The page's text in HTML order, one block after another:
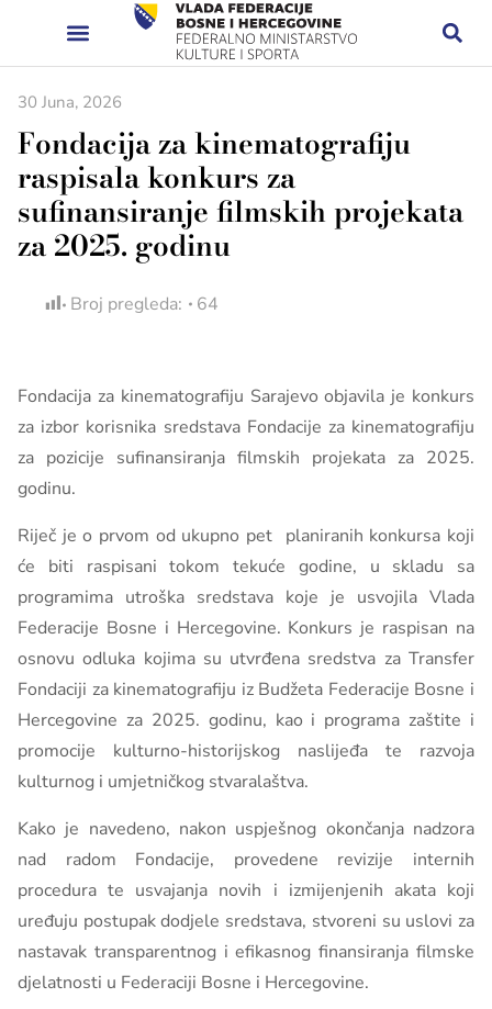
30 Juna, 2026
Fondacija za kinematografiju
raspisala konkurs za
sufinansiranje filmskih projekata
za 2025. godinu
Broj pregleda: 64
Fondacija za kinematografiju Sarajevo objavila je konkurs
za izbor korisnika sredstava Fondacije za kinematografiju
za pozicije sufinansiranja filmskih projekata za 2025.
godinu.
Riječ je o prvom od ukupno pet planiranih konkursa koji
će biti raspisani tokom tekuće godine, u skladu sa
programima utroška sredstava koje je usvojila Vlada
Federacije Bosne i Hercegovine. Konkurs je raspisan na
osnovu odluka kojima su utvrđena sredstva za Transfer
Fondaciji za kinematografiju iz Budžeta Federacije Bosne i
Hercegovine za 2025. godinu, kao i programa zaštite i
promocije kulturno-historijskog naslijeđa te razvoja
kulturnog i umjetničkog stvaralaštva.
Kako je navedeno, nakon uspješnog okončanja nadzora
nad radom Fondacije, provedene revizije internih
procedura te usvajanja novih i izmijenjenih akata koji
uređuju postupak dodjele sredstava, stvoreni su uslovi za
nastavak transparentnog i efikasnog finansiranja filmske
djelatnosti u Federaciji Bosne i Hercegovine.